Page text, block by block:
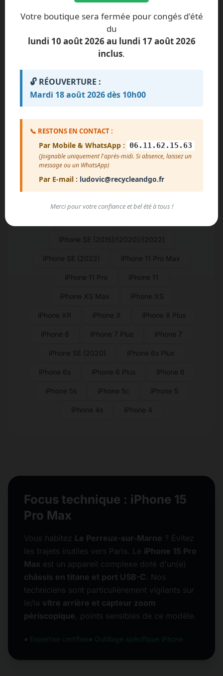
iPhone Air iPhone 17 Pro Max
iPhone 17 Pro
iPhone 16 Plus
iPhone 14 Pro iPhone 14
iPhone 13 Mini
iPhone 13 Pro iPhone 13
iPhone SE (2015)/(2020)/(2022)
iPhone SE (2022) iPhone 11 Pro Max
iPhone 11 Pro iPhone 11
iPhone XS Max iPhone XS
iPhone XR iPhone X iPhone 8 Plus
iPhone 8 iPhone 7 Plus iPhone 7
iPhone SE (2020) iPhone 6s Plus
iPhone 6s iPhone 6 Plus iPhone 6
iPhone 5s iPhone 5c iPhone 5
iPhone 4s iPhone 4
Focus technique : iPhone 15
Pro Max
Vous habitez Le Perreux-sur-Marne ? Évitez
les trajets inutiles vers Paris. Le iPhone 15 Pro
Max est un appareil complexe doté d'un(e)
châssis en titane et port USB-C. Nos
techniciens sont particulièrement vigilants sur
le/la vitre arrière et capteur zoom
périscopique, points sensibles de ce modèle.
● Expertise certifiée● Outillage spécifique iPhone
Votre boutique sera fermée pour congés d'été
du
lundi 10 août 2026 au lundi 17 août 2026
inclus.
🔓 RÉOUVERTURE :
Mardi 18 août 2026 dès 10h00
📞 RESTONS EN CONTACT :
Par Mobile & WhatsApp : 06.11.62.15.63
(Joignable uniquement l'après-midi. Si absence, laissez un
message ou un WhatsApp)
Par E-mail : ludovic@recycleandgo.fr
Merci pour votre confiance et bel été à tous !